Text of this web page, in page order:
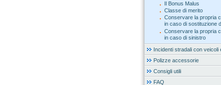
Il Bonus Malus
Classe di merito
Conservare la propria
in caso di sostituzione
Conservare la propria
in caso di sinistro
Incidenti stradali con veicoli
Polizze accessorie
Consigli utili
FAQ